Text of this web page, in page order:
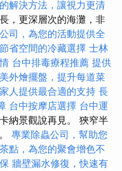
解決方法，讓視力更清
，更深層次的海灘，非
司，為您的活動提供全
省空間的冷藏選擇 士林
台中排毒療程推薦 提供
外燴擺盤，提升每道菜
人提供最合適的支持 長
台中按摩店選擇 台中運
納景觀說再見。 狹窄半
專業除蟲公司，幫助您
點，為您的聚會增色不
牆壁漏水修復，快速有